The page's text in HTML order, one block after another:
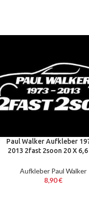
Paul Walker Aufkleber
2013 2fast 2soon 20 X 6,6
Aufkleber Paul Walker
8,90€